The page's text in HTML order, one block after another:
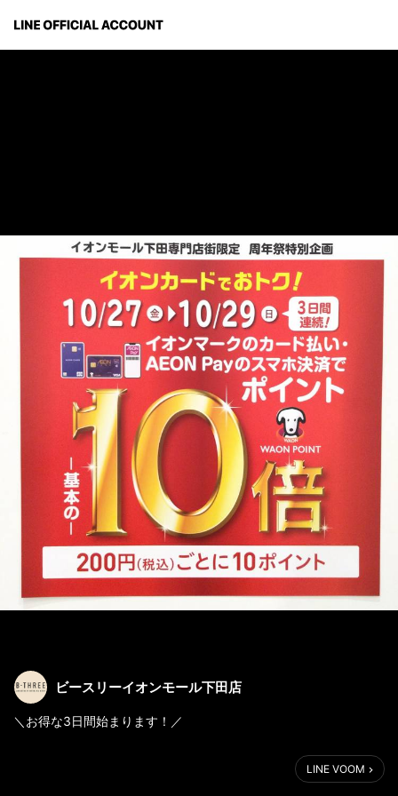
ビースリーイオンモール下田店
＼お得な3日間始まります！／
LINE VOOM